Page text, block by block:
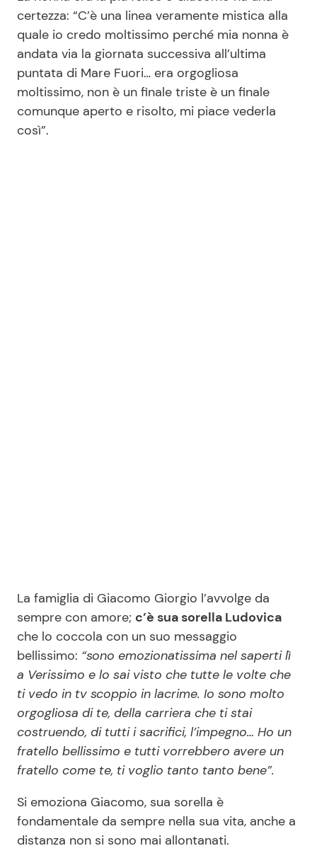
certezza: “C’è una linea veramente mistica alla
quale io credo moltissimo perché mia nonna è
andata via la giornata successiva all’ultima
puntata di Mare Fuori… era orgogliosa
moltissimo, non è un finale triste è un finale
comunque aperto e risolto, mi piace vederla
così”.
La famiglia di Giacomo Giorgio l’avvolge da
sempre con amore; c’è sua sorella Ludovica
che lo coccola con un suo messaggio
bellissimo: “sono emozionatissima nel saperti lì
a Verissimo e lo sai visto che tutte le volte che
ti vedo in tv scoppio in lacrime. Io sono molto
orgogliosa di te, della carriera che ti stai
costruendo, di tutti i sacrifici, l’impegno… Ho un
fratello bellissimo e tutti vorrebbero avere un
fratello come te, ti voglio tanto tanto bene”.
Si emoziona Giacomo, sua sorella è
fondamentale da sempre nella sua vita, anche a
distanza non si sono mai allontanati.